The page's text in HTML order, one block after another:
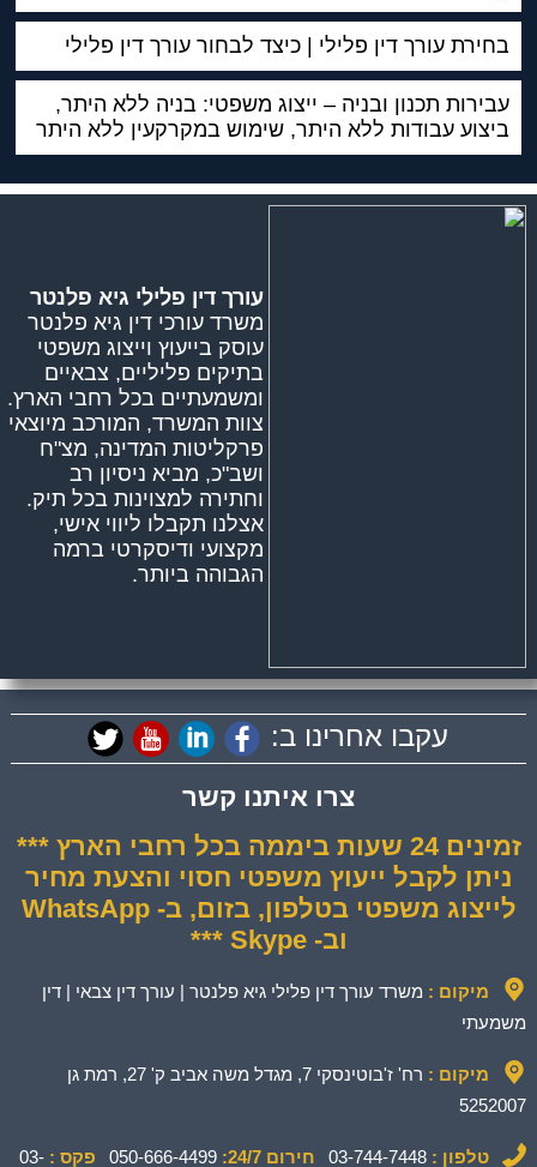
בחירת עורך דין פלילי | כיצד לבחור עורך דין פלילי
עבירות תכנון ובניה – ייצוג משפטי: בניה ללא היתר,
ביצוע עבודות ללא היתר, שימוש במקרקעין ללא היתר
עורך דין פלילי גיא פלנטר
משרד עורכי דין גיא פלנטר
עוסק בייעוץ וייצוג משפטי
בתיקים פליליים, צבאיים
ומשמעתיים בכל רחבי הארץ.
צוות המשרד, המורכב מיוצאי
פרקליטות המדינה, מצ"ח
ושב"כ, מביא ניסיון רב
וחתירה למצוינות בכל תיק.
אצלנו תקבלו ליווי אישי,
מקצועי ודיסקרטי ברמה
הגבוהה ביותר.
עקבו אחרינו ב:
צרו איתנו קשר
זמינים 24 שעות ביממה בכל רחבי הארץ ***
ניתן לקבל ייעוץ משפטי חסוי והצעת מחיר
לייצוג משפטי בטלפון, בזום, ב- WhatsApp
וב- Skype ***
מיקום : משרד עורך דין פלילי גיא פלנטר | עורך דין צבאי | דין
משמעתי
מיקום :
רח' ז'בוטינסקי 7, מגדל משה אביב ק' 27, רמת גן
5252007
טלפון : 03-744-7448 חירום 24/7: 050-666-4499 פקס : 03-